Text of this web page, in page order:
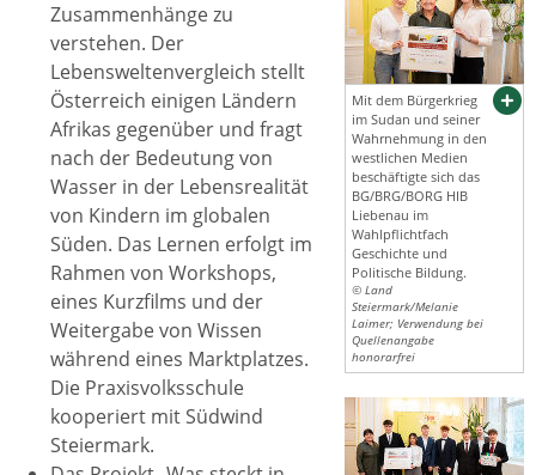
Mit dem Bürgerkrieg
im Sudan und seiner
Wahrnehmung in den
westlichen Medien
beschäftigte sich das
BG/BRG/BORG HIB
Liebenau im
Wahlpflichtfach
Geschichte und
Politische Bildung.
© Land
Steiermark/Melanie
Laimer; Verwendung bei
Quellenangabe
honorarfrei
Zusammenhänge zu
verstehen. Der
Lebensweltenvergleich stellt
Österreich einigen Ländern
Afrikas gegenüber und fragt
nach der Bedeutung von
Wasser in der Lebensrealität
von Kindern im globalen
Süden. Das Lernen erfolgt im
Rahmen von Workshops,
eines Kurzfilms und der
Weitergabe von Wissen
während eines Marktplatzes.
Die Praxisvolksschule
kooperiert mit Südwind
Steiermark.